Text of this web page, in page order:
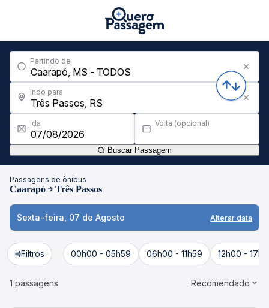
Partindo de
Indo para
Ida Volta (opcional)
Buscar Passagem
Passagens de ônibus
Caarapó Três Passos
Sexta-feira, 07 de Agosto Alterar data
Filtros 00h00 - 05h59 06h00 - 11h59 12h00 -
1 passagens Recomendado